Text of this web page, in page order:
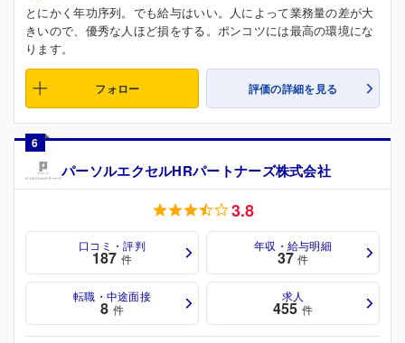
とにかく年功序列。でも給与はいい。人によって業務量の差が大
きいので、優秀な人ほど損をする。ポンコツには最高の環境にな
ります。
フォロー 評価の詳細を見る
6
パーソルエクセルHRパートナーズ株式会社
3.8
口コミ・評判
187 件
年収・給与明細
37 件
転職・中途面接
8 件
求人
455 件